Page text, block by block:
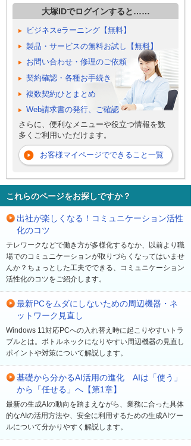
大塚IDでログインすると……
ビジネスeラーニング【無料】
製品・サービスの無料お試し【無料】
お問い合わせ・修理のご依頼
契約確認・各種お手続き
複数契約ひとまとめ
Web請求書の発行、ご確認
さらに、便利なメニューや役立つ情報を数
多くご利用いただけます。
お客様マイページでできること一覧
これらのページをお探しですか？
出社が楽しくなる！コミュニケーション活性
化のコツ
テレワークなどで働き方が多様化するなか、以前より職
場でのコミュニケーションが取りづらくなってはいませ
んか？ちょっとした工夫でできる、コミュニケーション
活性化のコツをご紹介します。
最新PCをムダにしないための周辺機器・ネ
ットワーク見直し
Windows 11対応PCへの入れ替え時に起こりやすいトラ
ブルとは。ボトルネックになりやすい周辺機器の見直し
ポイントや対策について解説します。
基礎から分かるAI活用の進化 AIは「使う」
から「任せる」へ【第1章】
最新の生成AIの動向を踏まえながら、業務に合った具体
的なAIの活用方法や、安全に利用するための生成AIツー
ルについて分かりやすく解説します。